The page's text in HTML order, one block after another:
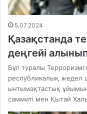
5.07.2024
Қазақстанда
деңгейі
Бұл туралы
республикалық жедел
ынтымақтастық
саммиті мен Қытай